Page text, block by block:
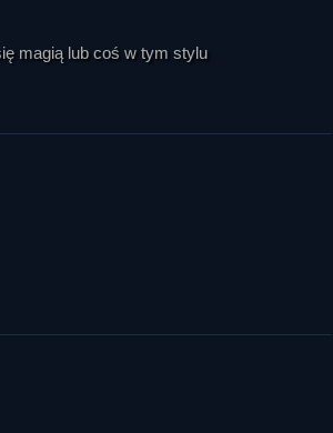
magią lub coś w tym stylu